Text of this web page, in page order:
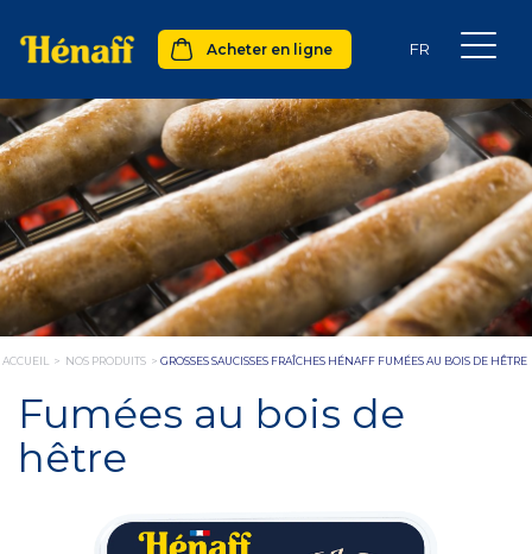
Acheter en ligne
ACCUEIL > NOS PRODUITS > GROSSES SAUCISSES FRAÎCHES HÉNAFF FUMÉES AU BOIS DE HÊTRE
Fumées au bois de
hêtre